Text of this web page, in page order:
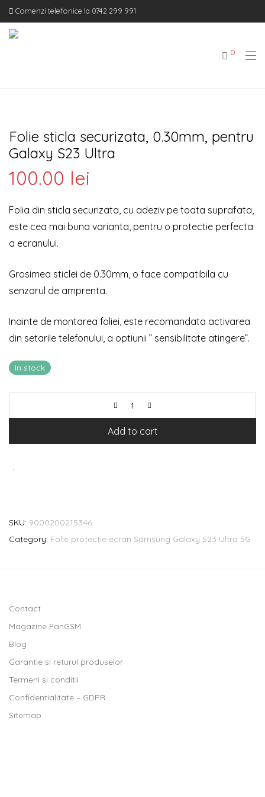
Comenzi telefonice la 0742 299 991
0
Folie sticla securizata, 0.30mm, pentru
Galaxy S23 Ultra
100.00 lei
Folia din sticla securizata, cu adeziv pe toata suprafata,
este cea mai buna varianta, pentru o protectie perfecta
a ecranului.
Grosimea sticlei de 0.30mm, o face compatibila cu
senzorul de amprenta.
Inainte de montarea foliei, este recomandata activarea
din setarile telefonului, a optiunii ” sensibilitate atingere”.
In stock
Add to cart
SKU: 9000200215346
Category: Folie protectie ecran Samsung Galaxy S23 Ultra 5G
Contact
Magazine FanGSM
Blog
Garantie si returul produselor
Termeni si conditii
Confidentialitate – GDPR
Sitemap